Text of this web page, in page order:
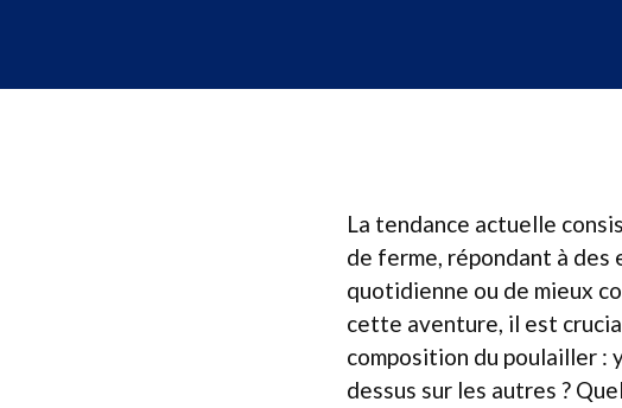
La tendance actuelle
de ferme, répondant à des
quotidienne ou de mieux
cette aventure, il est
composition du poulailler :
dessus sur les autres ?